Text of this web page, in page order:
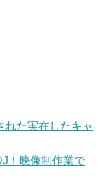
れた実在したキャ
！映像制作業で